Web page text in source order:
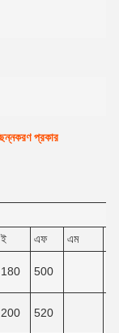
প্রকার
ই এফ এম
180 500
200 520